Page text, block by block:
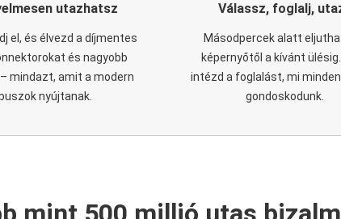
utazhatsz
el, és élvezd a díjmentes
és nagyobb
mindazt, amit a modern
buszok nyújtanak.
Válassz, foglalj,
Másodpercek alatt
képernyőtől a kívánt
intézd a foglalást, mi
gondoskodunk.